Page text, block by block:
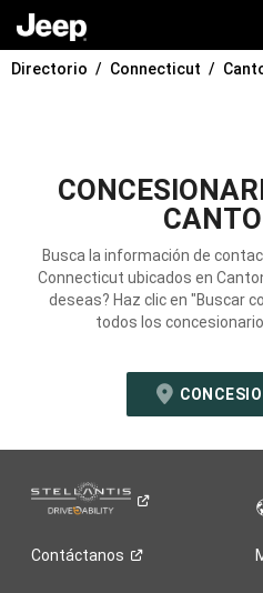
Directorio Connecticut
Busca la información de
Connecticut ubicados en
deseas? Haz clic en "Buscar
todos los
Contáctanos